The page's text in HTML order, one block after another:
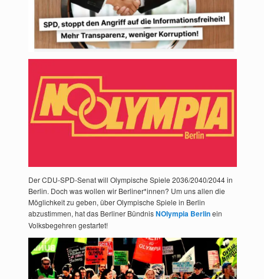
Der CDU-SPD-Senat will Olympische Spiele 2036/2040/2044 in
Berlin. Doch was wollen wir Berliner*innen? Um uns allen die
Möglichkeit zu geben, über Olympische Spiele in Berlin
abzustimmen, hat das Berliner BündnisNOlympia Berlinein
Volksbegehren gestartet!